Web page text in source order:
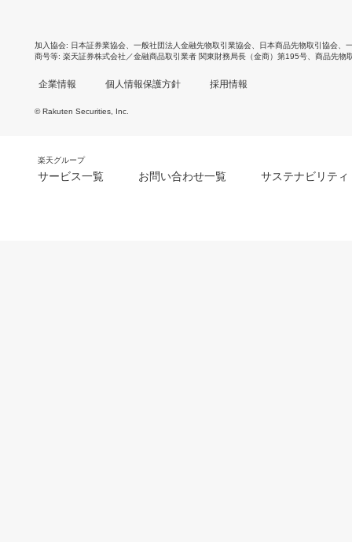
加入協会 日本証券業協会 一般社団法人金融先物取引業協会 日本商品先物取引協会
商号等 楽天証券株式会社／金融商品取引業者 関東財務局長（金商）第195号、商品先物
企業情報 個人情報保護方針 採用情報
© Rakuten Securities, Inc.
楽天グループ
サービス一覧 お問い合わせ一覧 サステナビリティ